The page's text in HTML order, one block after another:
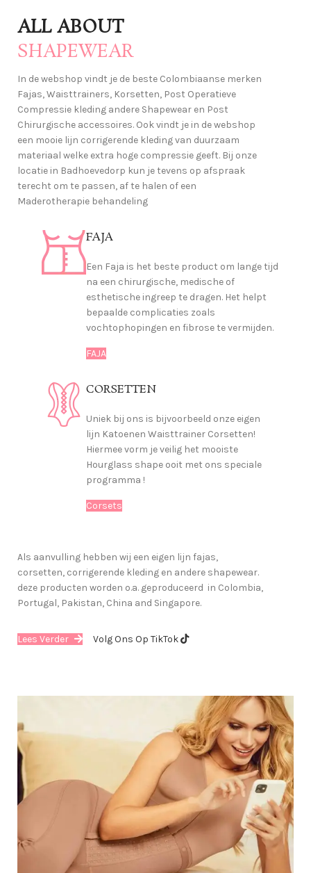
Post
Chirurgische
Accessories
voor spoedig herstel
Lees verder
ALL ABOUT
SHAPEWEAR
In de webshop vindt je de beste Colombiaanse merken
Fajas, Waisttrainers, Korsetten, Post Operatieve
Compressie kleding andere Shapewear en Post
Chirurgische accessoires. Ook vindt je in de webshop
een mooie lijn corrigerende kleding van duurzaam
materiaal welke extra hoge compressie geeft. Bij onze
locatie in Badhoevedorp kun je tevens op afspraak
terecht om te passen, af te halen of een
Maderotherapie behandeling
FAJA
Een Faja is het beste product om lange tijd
na een chirurgische, medische of
esthetische ingreep te dragen. Het helpt
bepaalde complicaties zoals
vochtophopingen en fibrose te vermijden.
FAJA
CORSETTEN
Uniek bij ons is bijvoorbeeld onze eigen
lijn Katoenen Waisttrainer Corsetten!
Hiermee vorm je veilig het mooiste
Hourglass shape ooit met ons speciale
programma !
Corsets
Als aanvulling hebben wij een eigen lijn fajas,
corsetten, corrigerende kleding en andere shapewear.
deze producten worden o.a. geproduceerd in Colombia,
Portugal, Pakistan, China and Singapore.
Lees Verder Volg Ons Op TikTok